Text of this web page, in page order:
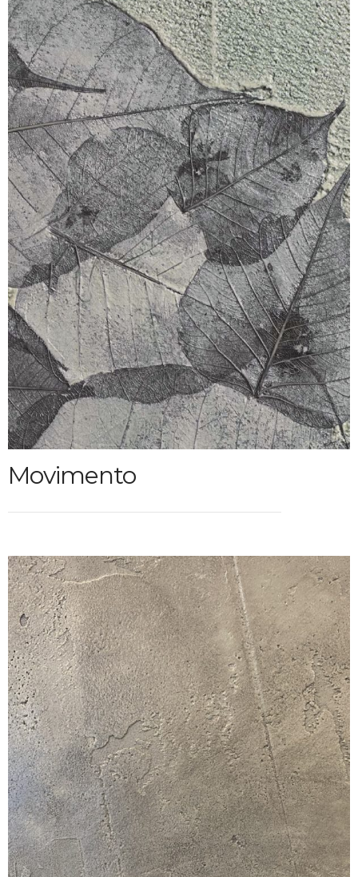
Movimento